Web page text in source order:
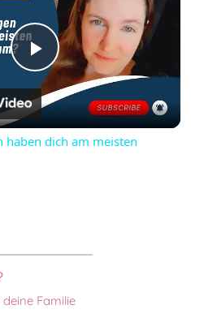
Play
Video
haben dich am meisten
Familie